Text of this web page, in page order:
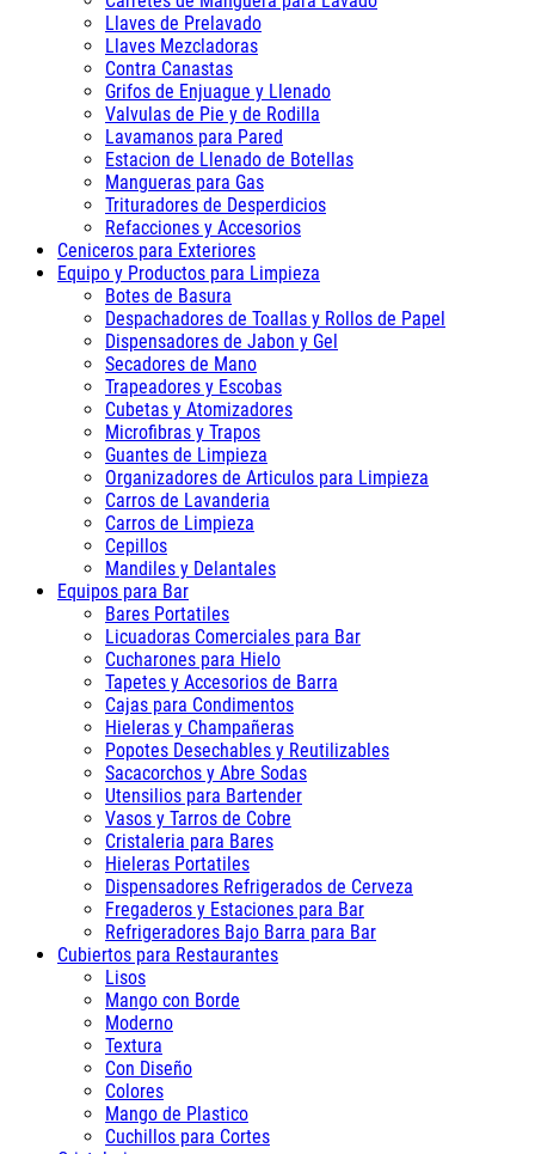
Llaves de Prelavado
Llaves Mezcladoras
Contra Canastas
Grifos de Enjuague y Llenado
Valvulas de Pie y de Rodilla
Lavamanos para Pared
Estacion de Llenado de Botellas
Mangueras para Gas
Trituradores de Desperdicios
Refacciones y Accesorios
Ceniceros para Exteriores
Equipo y Productos para Limpieza
Botes de Basura
Despachadores de Toallas y Rollos de Papel
Dispensadores de Jabon y Gel
Secadores de Mano
Trapeadores y Escobas
Cubetas y Atomizadores
Microfibras y Trapos
Guantes de Limpieza
Organizadores de Articulos para Limpieza
Carros de Lavanderia
Carros de Limpieza
Cepillos
Mandiles y Delantales
Equipos para Bar
Bares Portatiles
Licuadoras Comerciales para Bar
Cucharones para Hielo
Tapetes y Accesorios de Barra
Cajas para Condimentos
Hieleras y Champañeras
Popotes Desechables y Reutilizables
Sacacorchos y Abre Sodas
Utensilios para Bartender
Vasos y Tarros de Cobre
Cristaleria para Bares
Hieleras Portatiles
Dispensadores Refrigerados de Cerveza
Fregaderos y Estaciones para Bar
Refrigeradores Bajo Barra para Bar
Cubiertos para Restaurantes
Lisos
Mango con Borde
Moderno
Textura
Con Diseño
Colores
Mango de Plastico
Cuchillos para Cortes